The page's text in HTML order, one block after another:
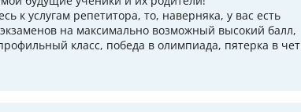
к услугам репетитора, то, наверняка, у вас есть
на максимально возможный высокий балл,
класс, победа в олимпиада, пятерка в